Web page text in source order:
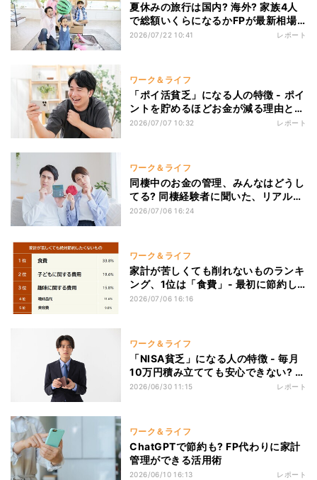
夏休みの旅行は国内? 海外? 家族4人
で総額いくらになるかFPが最新相場
で比較してみた
2026/07/22 10:41 レポート
ワーク＆ライフ
「ポイ活貧乏」になる人の特徴 - ポイ
ントを貯めるほどお金が減る理由と
は?
2026/07/07 10:32 レポート
ワーク＆ライフ
同棲中のお金の管理、みんなはどうし
てる? 同棲経験者に聞いた、リアルな
実態
2026/07/06 16:24
ワーク＆ライフ
家計が苦しくても削れないものランキ
ング、1位は「食費」- 最初に節約し
たものは?
2026/07/06 16:16
ワーク＆ライフ
「NISA貧乏」になる人の特徴 - 毎月
10万円積み立てても安心できない? 家
計のルールと考え方をFPに聞いた
2026/06/30 11:15 レポート
ワーク＆ライフ
ChatGPTで節約も? FP代わりに家計
管理ができる活用術
2026/06/10 16:13 レポート